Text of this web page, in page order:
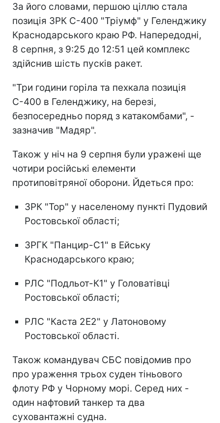
За його словами, першою ціллю стала
позиція ЗРК С-400 "Тріумф" у Геленджику
Краснодарського краю РФ. Напередодні,
8 серпня, з 9:25 до 12:51 цей комплекс
здійснив шість пусків ракет.
"Три години горіла та пехкала позиція
С-400 в Геленджику, на березі,
безпосередньо поряд з катакомбами", -
зазначив "Мадяр".
Також у ніч на 9 серпня були уражені ще
чотири російські елементи
протиповітряної оборони. Йдеться про:
ЗРК "Тор" у населеному пункті Пудовий
Ростовської області;
ЗРГК "Панцир-С1" в Ейську
Краснодарського краю;
РЛС "Подльот-К1" у Головатівці
Ростовської області;
РЛС "Каста 2Е2" у Латоновому
Ростовської області.
Також командувач СБС повідомив про
про ураження трьох суден тіньового
флоту РФ у Чорному морі. Серед них -
один нафтовий танкер та два
суховантажні судна.